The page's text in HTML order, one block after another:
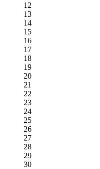
12
13
14
15
16
17
18
19
20
21
22
23
24
25
26
27
28
29
30